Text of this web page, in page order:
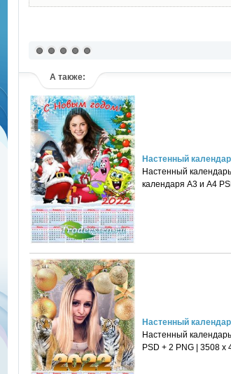
А также:
Настенный
Настенный
календаря А3 и А4
Настенный
Настенный
PSD + 2 PNG | 3508 x